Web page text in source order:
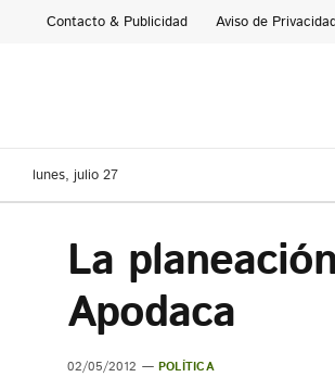
Contacto & Publicidad Aviso de
lunes, julio 27
La
Apodaca
02/05/2012 POLÍTICA